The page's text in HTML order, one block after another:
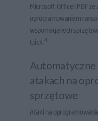
Microsoft Office i PDF
oprogramowaniem
wspomaganych
Click.4
atakach na
sprzętowe
Ataki na